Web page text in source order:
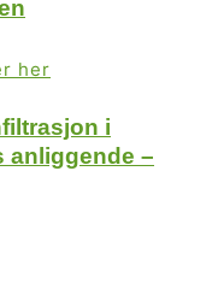
i
anliggende –